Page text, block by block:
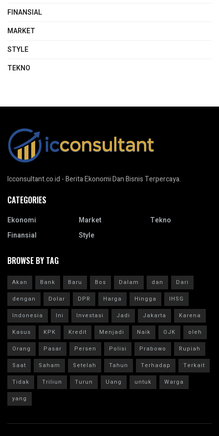
FINANSIAL
MARKET
STYLE
TEKNO
Icconsultant.co.id - Berita Ekonomi Dan Bisnis Terpercaya.
CATEGORIES
Ekonomi
Finansial
Market
Style
Tekno
BROWSE BY TAG
Akan Bank Baru Bos Dalam dan
Dari
dengan
Dolar DPR Harga Hingga
IHSG
Indonesia
Ini Investasi Jadi Jakarta
Karena
Kasus
KPK Kredit Menjadi Naik OJK
oleh
Orang
Pasar Persen Polisi Prabowo
Rupiah
Saat
Saham Setelah Tahun Terhadap
Terkait
Tidak
Triliun Turun Uang untuk
Warga
yang